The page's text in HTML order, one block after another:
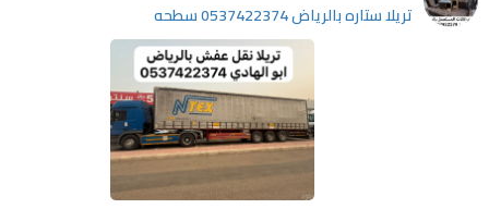
تريلا ستاره بالرياض 0537422374 سطحه